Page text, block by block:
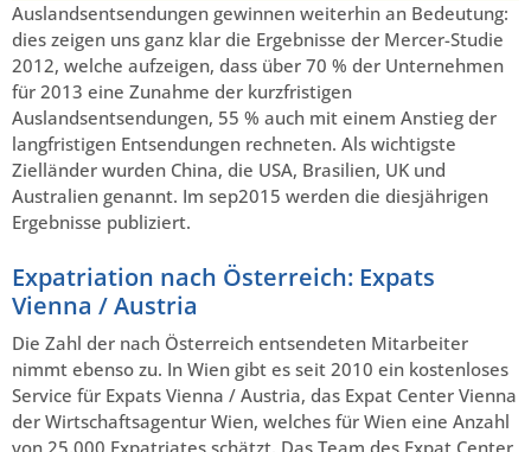
Auslandsentsendungen gewinnen weiterhin an Bedeutung:
dies zeigen uns ganz klar die Ergebnisse der Mercer-Studie
2012, welche aufzeigen, dass über 70 % der Unternehmen
für 2013 eine Zunahme der kurzfristigen
Auslandsentsendungen, 55 % auch mit einem Anstieg der
langfristigen Entsendungen rechneten. Als wichtigste
Zielländer wurden China, die USA, Brasilien, UK und
Australien genannt. Im sep2015 werden die diesjährigen
Ergebnisse publiziert.
Expatriation nach Österreich: Expats
Vienna / Austria
Die Zahl der nach Österreich entsendeten Mitarbeiter
nimmt ebenso zu. In Wien gibt es seit 2010 ein kostenloses
Service für Expats Vienna / Austria, das Expat Center Vienna
der Wirtschaftsagentur Wien, welches für Wien eine Anzahl